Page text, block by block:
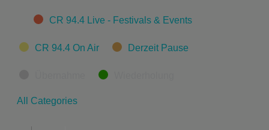
CategoriesCR 94.4 Live - Festivals & Events
CR 94.4 On Air Derzeit Pause
All Categories